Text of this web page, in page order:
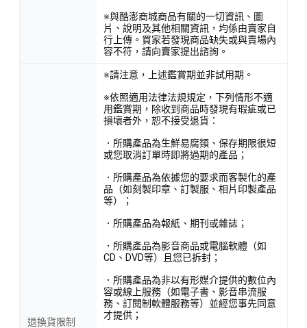
※與酷澎商城商品有關的一切資訊、圖
片、說明及其他相關資訊，均係由賣家自
行上傳。買家若發現商品缺失或與賣場內
容不符，請向賣家提出諮詢。
退換貨限制
※請注意，上述鑑賞期並非試用期。
※依照適用法律法規規定，下列情形不適
用鑑賞期，除收到商品時發現有瑕疵或已
損壞者外，恕不接受退貨：
．所購產品為生鮮易腐類、保存期限很短
或您取消訂單時即將過期的產品；
．所購產品為依據您的要求而客製化的產
品（如刻製印章、訂製服、相片印製產品
等）；
．所購產品為報紙、期刊或雜誌；
．所購產品為影音商品或電腦軟體（如
CD、DVD等）且您已拆封；
．所購產品為非以有形媒介提供的數位內
容或線上服務（如電子書、影音串流服
務、訂閱制軟體服務等）並經您事先同意
才提供；